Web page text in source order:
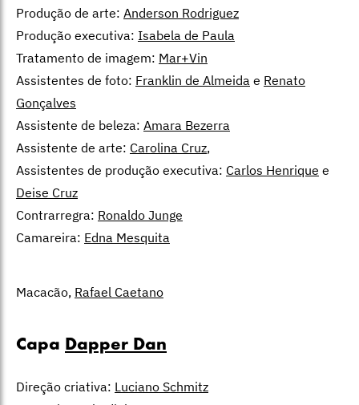
Produção de arte: Anderson Rodriguez
Produção executiva: Isabela de Paula
Tratamento de imagem: Mar+Vin
Assistentes de foto: Franklin de Almeida e Renato
Gonçalves
Assistente de beleza: Amara Bezerra
Assistente de arte: Carolina Cruz,
Assistentes de produção executiva: Carlos Henrique e
Deise Cruz
Contrarregra: Ronaldo Junge
Camareira: Edna Mesquita
Macacão, Rafael Caetano
Capa Dapper Dan
Direção criativa: Luciano Schmitz